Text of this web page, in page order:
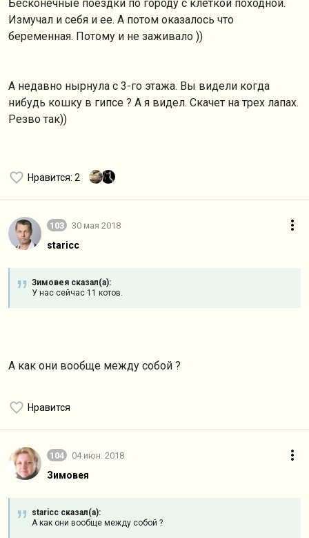
Бесконечные поездки по городу с клеткой походной.
Измучал и себя и ее. А потом оказалось что
беременная. Потому и не заживало ))
А недавно нырнула с 3-го этажа. Вы видели когда
нибудь кошку в гипсе ? А я видел. Скачет на трех лапах.
Резво так))
Нравится: 2
103 30 мая 2018
staricc
Зимовея сказал(а):
У нас сейчас 11 котов.
А как они вообще между собой ?
Нравится
104 04 июн. 2018
Зимовея
staricc сказал(а):
А как они вообще между собой ?